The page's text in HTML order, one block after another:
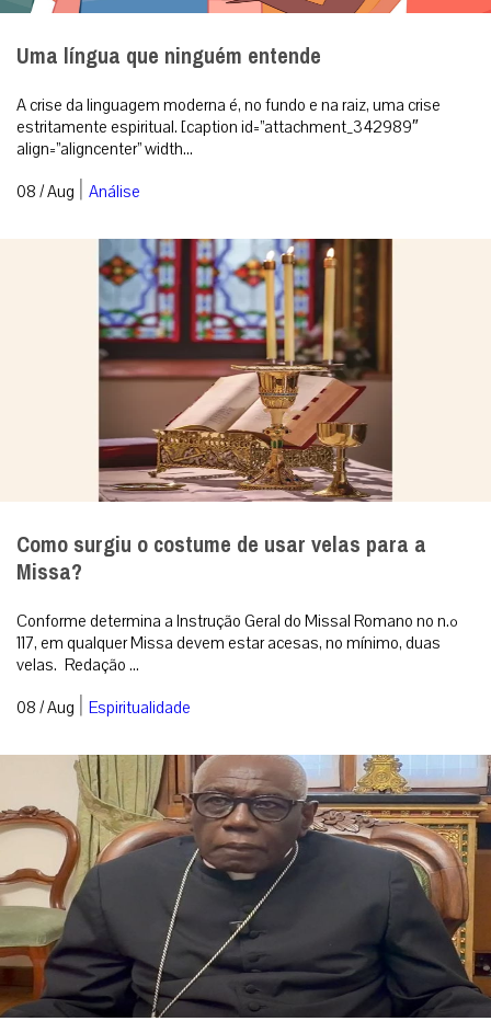
Uma língua que ninguém entende
A crise da linguagem moderna é, no fundo e na raiz, uma crise
estritamente espiritual. [caption id=”attachment_342989″
align=”aligncenter” width...
08 / Aug | Análise
Como surgiu o costume de usar velas para a
Missa?
Conforme determina a Instrução Geral do Missal Romano no n.º
117, em qualquer Missa devem estar acesas, no mínimo, duas
velas. Redação ...
08 / Aug | Espiritualidade